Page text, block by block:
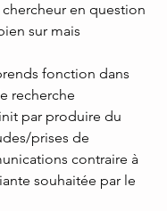
en question
sur mais
fonction dans
recherche
par produire du
prises de
contraire à
souhaitée par le